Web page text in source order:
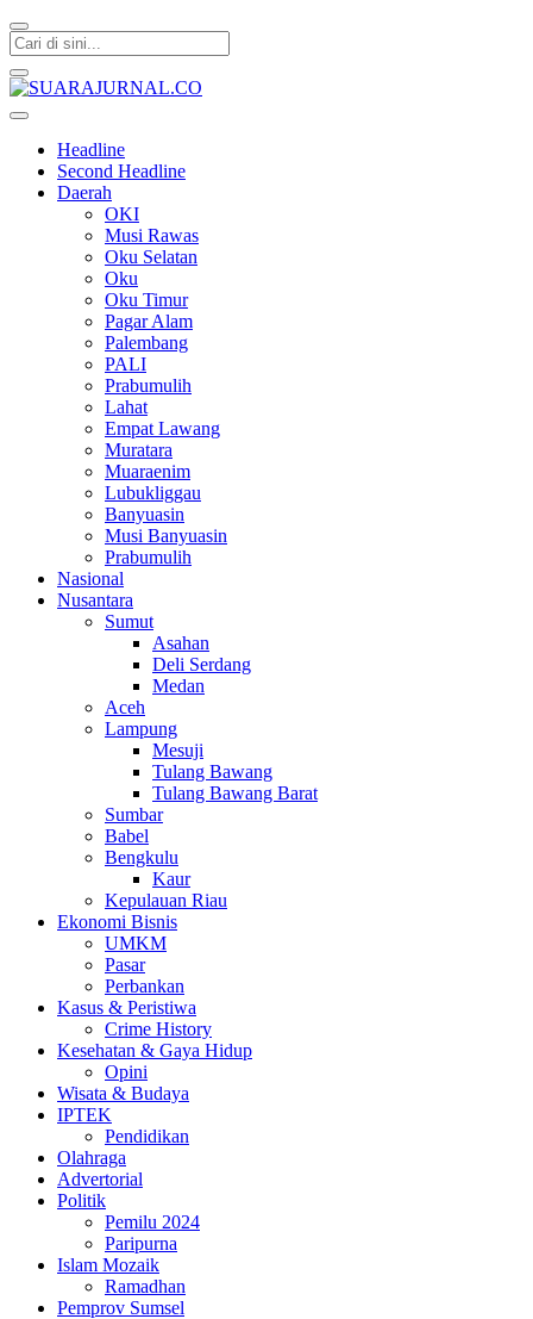
Headline
Second Headline
Daerah
OKI
Musi Rawas
Oku Selatan
Oku
Oku Timur
Pagar Alam
Palembang
PALI
Prabumulih
Lahat
Empat Lawang
Muratara
Muaraenim
Lubukliggau
Banyuasin
Musi Banyuasin
Prabumulih
Nasional
Nusantara
Sumut
Asahan
Deli Serdang
Medan
Aceh
Lampung
Mesuji
Tulang Bawang
Tulang Bawang Barat
Sumbar
Babel
Bengkulu
Kaur
Kepulauan Riau
Ekonomi Bisnis
UMKM
Pasar
Perbankan
Kasus & Peristiwa
Crime History
Kesehatan & Gaya Hidup
Opini
Wisata & Budaya
IPTEK
Pendidikan
Olahraga
Advertorial
Politik
Pemilu 2024
Paripurna
Islam Mozaik
Ramadhan
Pemprov Sumsel